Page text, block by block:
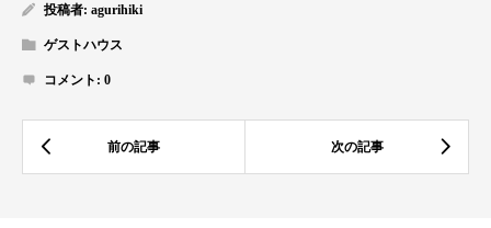
投稿者: agurihiki
ゲストハウス
コメント: 0